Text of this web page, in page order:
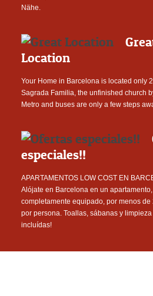
Nähe.
Location
Your Home in Barcelona is located only
Sagrada Familia, the unfinished church
Metro and buses are only a few steps
especiales!!
APARTAMENTOS LOW COST EN
Alójate en Barcelona en un apartamento,
completamente equipado, por menos de
por persona. Toallas, sábanas y limpieza
incluídas!